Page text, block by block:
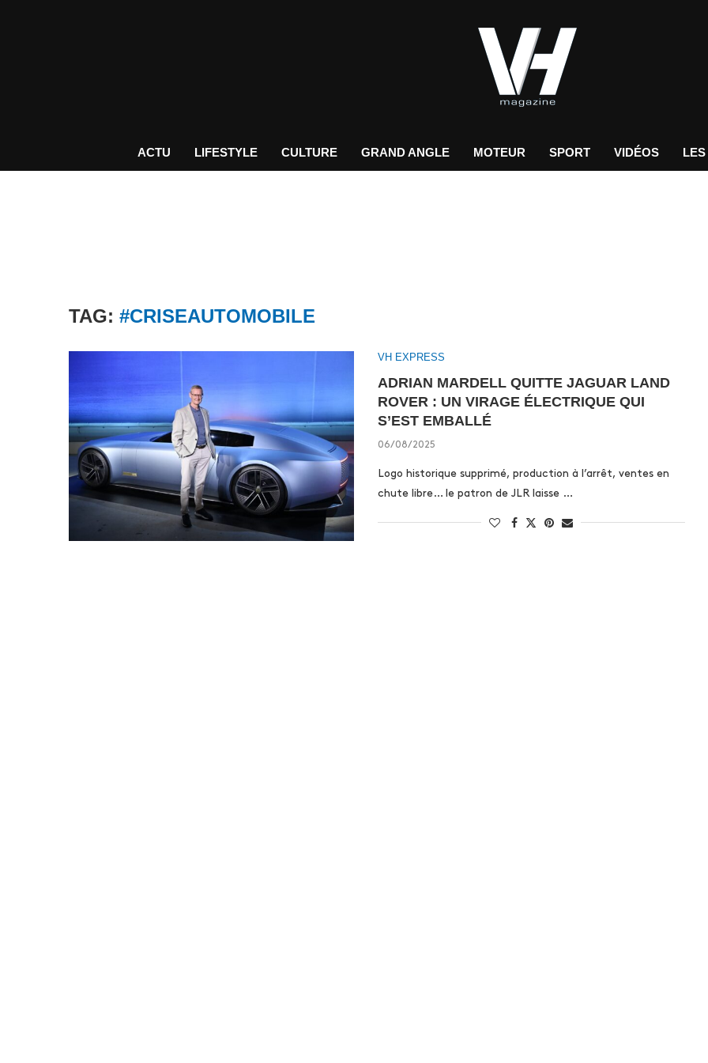
ACTU LIFESTYLE CULTURE GRAND ANGLE MOTEUR SPORT VIDÉOS LES
TAG: #CRISEAUTOMOBILE
VH EXPRESS
ADRIAN MARDELL QUITTE JAGUAR LAND
ROVER : UN VIRAGE ÉLECTRIQUE QUI
S’EST EMBALLÉ
06/08/2025
Logo historique supprimé, production à l’arrêt, ventes en
chute libre… le patron de JLR laisse …